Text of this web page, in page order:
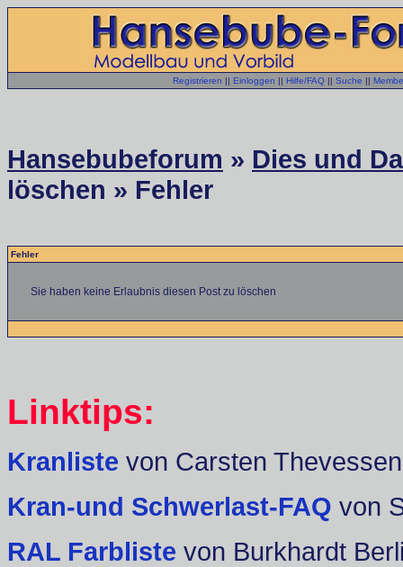
Registrieren || Einloggen || Hilfe/FAQ || Suche ||
Hansebubeforum » Dies und
löschen » Fehler
Fehler
Sie haben keine Erlaubnis diesen Post zu löschen
Linktips:
Kranliste von Carsten Thevessen
Kran-und Schwerlast-FAQ von
RAL Farbliste von Burkhardt